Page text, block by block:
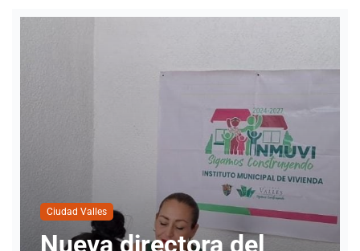
Ciudad Valles
Cuatro personas han